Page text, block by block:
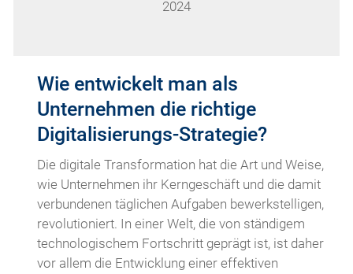
2024
Wie entwickelt man als
Unternehmen die richtige
Digitalisierungs-Strategie?
Die digitale Transformation hat die Art und Weise,
wie Unternehmen ihr Kerngeschäft und die damit
verbundenen täglichen Aufgaben bewerkstelligen,
revolutioniert. In einer Welt, die von ständigem
technologischem Fortschritt geprägt ist, ist daher
vor allem die Entwicklung einer effektiven